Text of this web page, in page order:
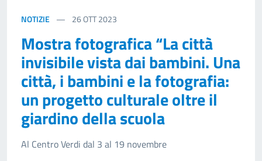
NOTIZIE 26OTT 2023
Mostra fotografica “La città
invisibile vista dai bambini. Una
città, i bambini e la fotografia:
un progetto culturale oltre il
giardino della scuola
Al Centro Verdi dal 3 al 19 novembre